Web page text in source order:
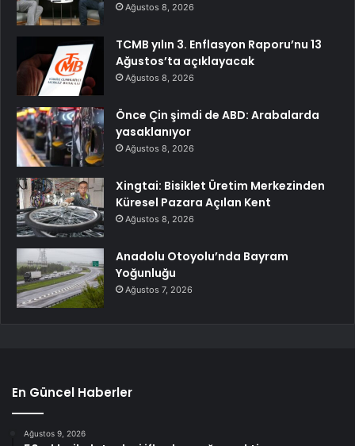
Ağustos 8, 2026
TCMB yılın 3. Enflasyon Raporu’nu 13
Ağustos’ta açıklayacak
Ağustos 8, 2026
Önce Çin şimdi de ABD: Arabalarda
yasaklanıyor
Ağustos 8, 2026
Xingtai: Bisiklet Üretim Merkezinden
Küresel Pazara Açılan Kent
Ağustos 8, 2026
Anadolu Otoyolu’nda Bayram
Yoğunluğu
Ağustos 7, 2026
En Güncel Haberler
Ağustos 9, 2026